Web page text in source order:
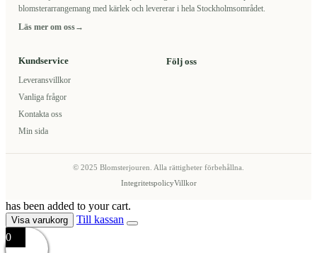
blomsterarrangemang med kärlek och levererar i hela Stockholmsområdet.
Läs mer om oss→
Kundservice
Leveransvillkor
Vanliga frågor
Kontakta oss
Min sida
Följ oss
© 2025 Blomsterjouren. Alla rättigheter förbehållna.
IntegritetspolicyVillkor
has been added to your cart.
Visa varukorg
Till kassan
0